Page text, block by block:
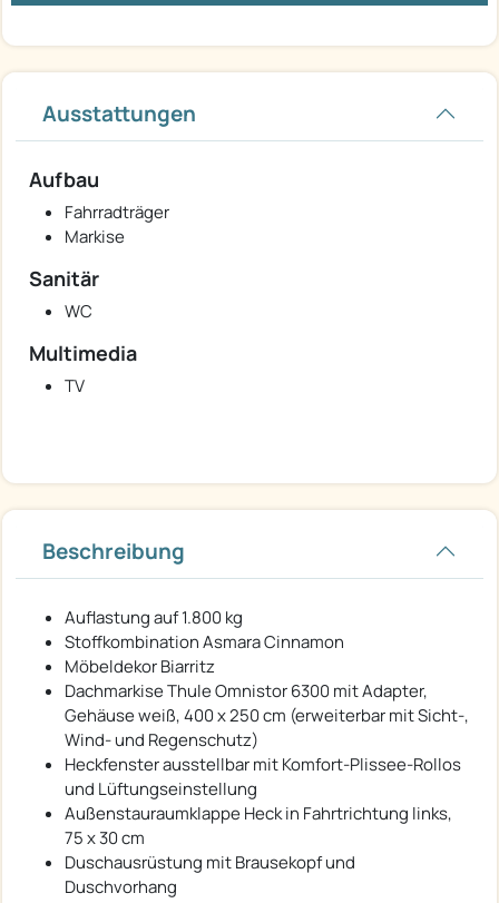
Ausstattungen
Aufbau
Fahrradträger
Markise
Sanitär
WC
Multimedia
TV
Beschreibung
Auflastung auf 1.800 kg
Stoffkombination Asmara Cinnamon
Möbeldekor Biarritz
Dachmarkise Thule Omnistor 6300 mit Adapter,
Gehäuse weiß, 400 x 250 cm (erweiterbar mit Sicht-,
Wind- und Regenschutz)
Heckfenster ausstellbar mit Komfort-Plissee-Rollos
und Lüftungseinstellung
Außenstauraumklappe Heck in Fahrtrichtung links,
75 x 30 cm
Duschausrüstung mit Brausekopf und
Duschvorhang